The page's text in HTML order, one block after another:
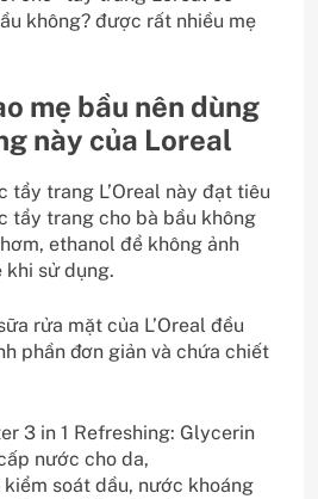
không? được rất nhiều mẹ
mẹ bầu nên dùng
này của Loreal
tẩy trang L’Oreal này đạt tiêu
tẩy trang cho bà bầu không
ethanol để không ảnh
khi sử dụng.
rửa mặt của L’Oreal đều
phần đơn giản và chứa chiết
3 in 1 Refreshing: Glycerin
nước cho da,
soát dầu, nước khoáng